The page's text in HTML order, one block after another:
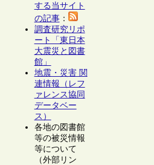
する当サイト
の記事：
調査研究リポ
ート「東日本
大震災と図書
館」
地震・災害 関
連情報（レフ
ァレンス協同
データベー
ス）
各地の図書館
等の被災情報
等について
（外部リン